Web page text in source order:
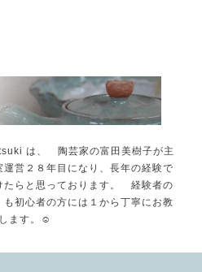
は、 陶芸家の富田美樹子が主
営２８年目になり、長年の経験で
たらと思っております。 経験者の
初心者の方には１から丁寧にお教
します。☺️